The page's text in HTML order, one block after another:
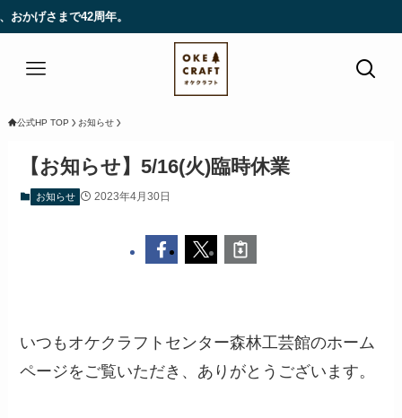
げさまで42周年。
公式HP TOP お知らせ
【お知らせ】5/16(火)臨時休業
お知らせ 2023年4月30日
いつもオケクラフトセンター森林工芸館のホーム
ページをご覧いただき、ありがとうございます。